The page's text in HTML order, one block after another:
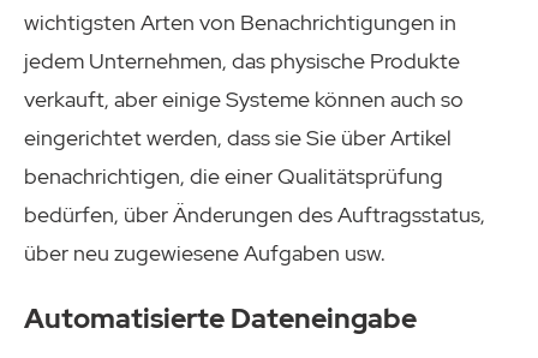
wichtigsten Arten von Benachrichtigungen in
jedem Unternehmen, das physische Produkte
verkauft, aber einige Systeme können auch so
eingerichtet werden, dass sie Sie über Artikel
benachrichtigen, die einer Qualitätsprüfung
bedürfen, über Änderungen des Auftragsstatus,
über neu zugewiesene Aufgaben usw.
Automatisierte Dateneingabe